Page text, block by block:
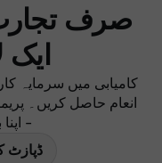
صرف
ایک
کامیابی میں سرمایہ
انعام حاصل کریں۔
-
ڈپازٹ